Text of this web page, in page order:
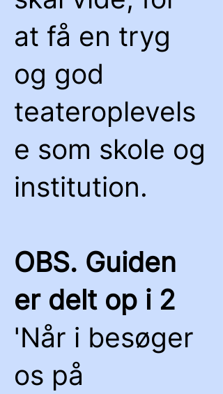
at få en tryg
og god
teateroplevels
e som skole og
institution.
OBS. Guiden
er delt op i 2
'Når i besøger
os på